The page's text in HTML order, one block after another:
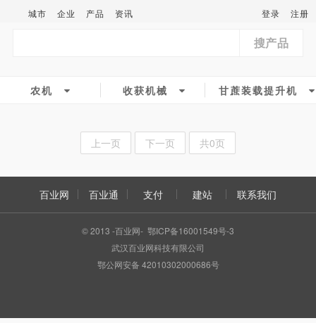
城市 企业 产品 资讯 登录 注册
搜产品
农机 收获机械 甘蔗装载提升机
上一页 下一页 共0页
百业网 百业通 支付 建站 联系我们
© 2013 -百业网- 鄂ICP备16001549号-3
武汉百业网科技有限公司
鄂公网安备 42010302000686号